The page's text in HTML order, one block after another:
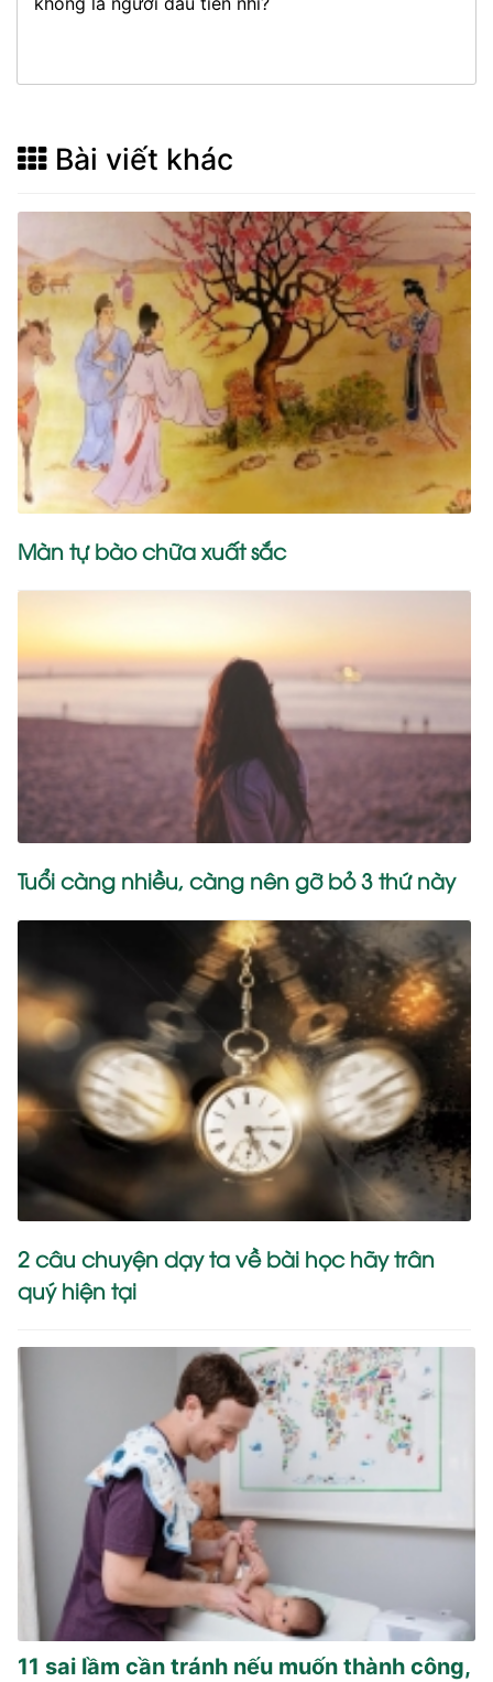
Bài viết khác
Màn tự bào chữa xuất sắc
Tuổi càng nhiều, càng nên gỡ bỏ 3 thứ này
2 câu chuyện dạy ta về bài học hãy trân
quý hiện tại
11 sai lầm cần tránh nếu muốn thành công,